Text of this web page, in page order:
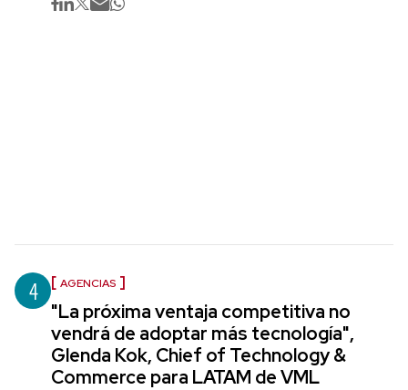
4 AGENCIAS
"La próxima ventaja competitiva no
vendrá de adoptar más tecnología",
Glenda Kok, Chief of Technology &
Commerce para LATAM de VML